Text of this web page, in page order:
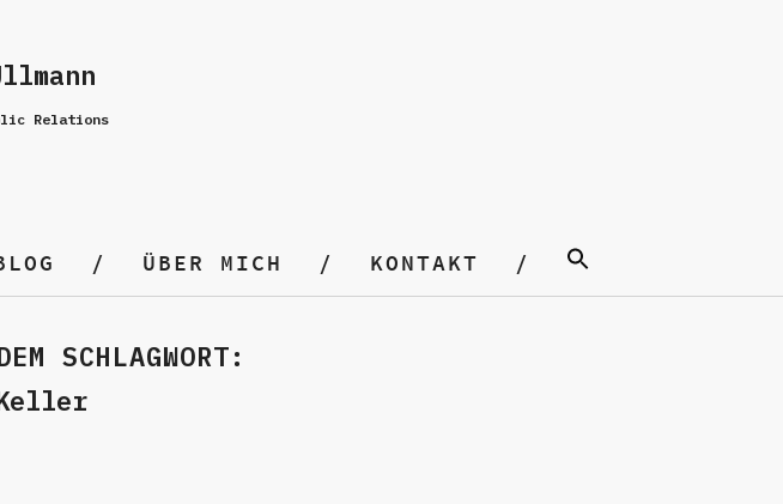
Relations
ÜBER MICH KONTAKT
SCHLAGWORT: